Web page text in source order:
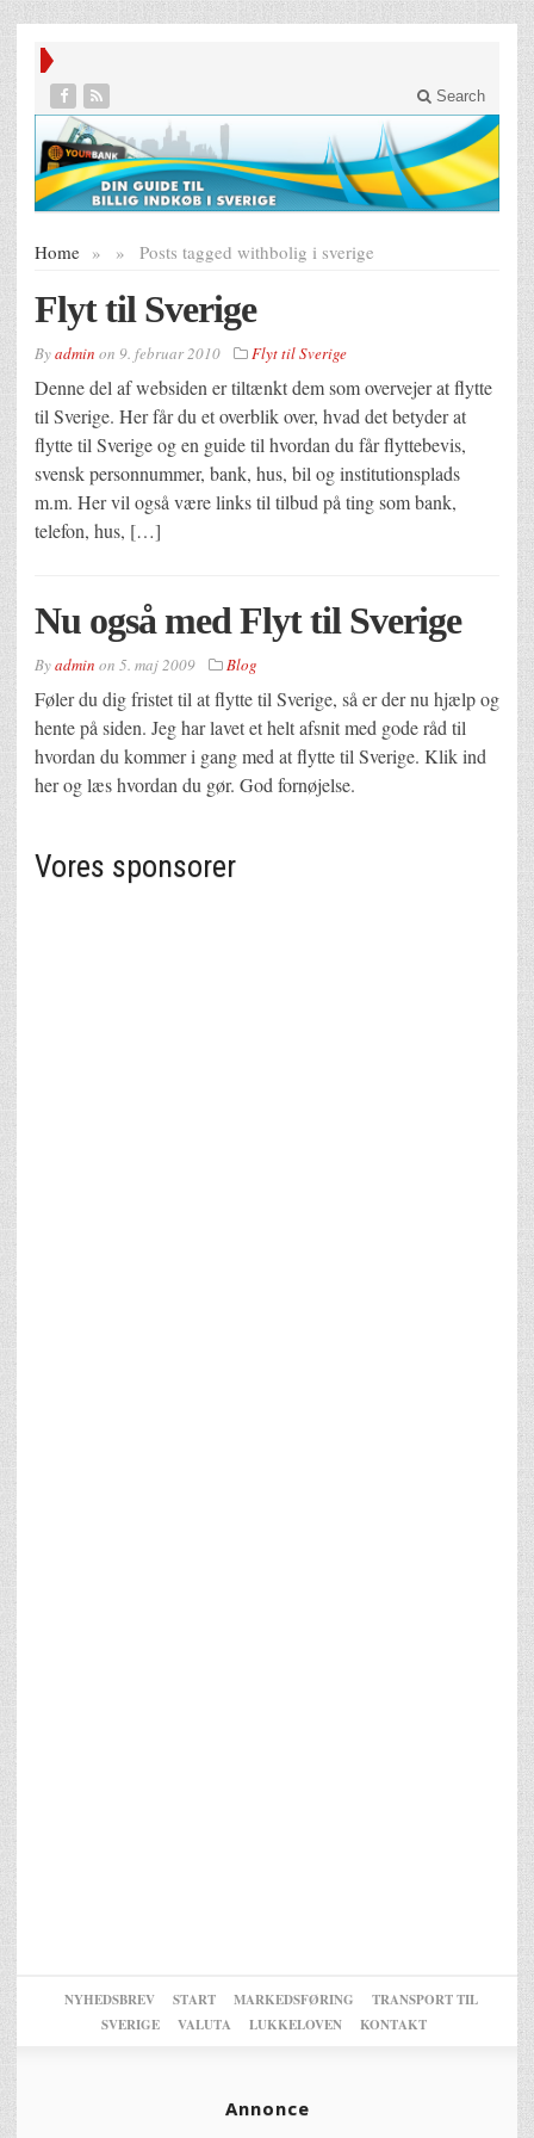
Search
Home » Posts tagged with
» bolig i sverige
Flyt til Sverige
Byadmin on 9. februar 2010 Flyt til Sverige
Denne del af websiden er tiltænkt dem som overvejer at flytte
til Sverige. Her får du et overblik over, hvad det betyder at
flytte til Sverige og en guide til hvordan du får flyttebevis,
svensk personnummer, bank, hus, bil og institutionsplads
m.m. Her vil også være links til tilbud på ting som bank,
telefon, hus, […]
Nu også med Flyt til Sverige
Byadmin on 5. maj 2009 Blog
Føler du dig fristet til at flytte til Sverige, så er der nu hjælp og
hente på siden. Jeg har lavet et helt afsnit med gode råd til
hvordan du kommer i gang med at flytte til Sverige. Klik ind
her og læs hvordan du gør. God fornøjelse.
Vores sponsorer
NYHEDSBREV START MARKEDSFØRING
TRANSPORT TIL
SVERIGE
VALUTA LUKKELOVEN KONTAKT
Annonce